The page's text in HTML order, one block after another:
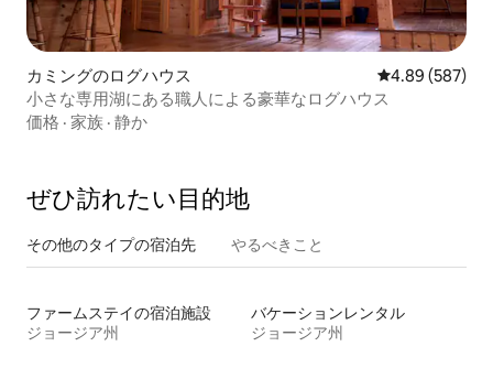
カミングのログハウス レビュー587
4.89 (587)
小さな専用湖にある職人による豪華なログハウス
価格 · 家族 · 静か
ぜひ訪⁠れ⁠た⁠い目⁠的⁠地
その他のタ⁠イ⁠プ⁠の宿⁠泊⁠先 やるべきこと
ファームステイの宿泊施設
ジョージア州
バケーションレンタル
ジョージア州